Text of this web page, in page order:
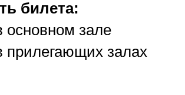
билета:
основном зале
прилегающих залах